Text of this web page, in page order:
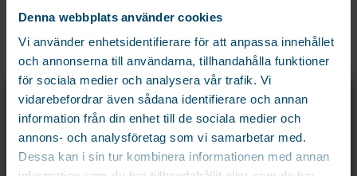
Denna webbplats använder cookies
Vi använder enhetsidentifierare för att anpassa innehållet
och annonserna till användarna, tillhandahålla funktioner
för sociala medier och analysera vår trafik. Vi
vidarebefordrar även sådana identifierare och annan
information från din enhet till de sociala medier och
annons- och analysföretag som vi samarbetar med.
Dessa kan i sin tur kombinera informationen med annan
DU KANSKE OCKSÅ GILLAR…
REGISTRERA DIG OCH FÅ 15% PÅ DIN
FÖRSTA ORDER!
Registrera dig för att ta del av exklusiva erbjudanden och de senaste
nyheterna före alla andra!